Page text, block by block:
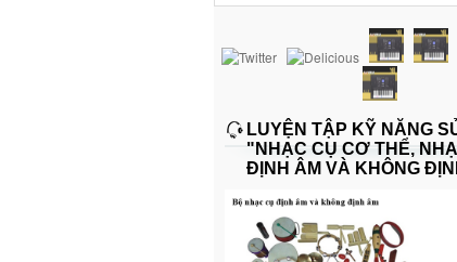
LUYỆN TẬP KỸ NĂNG
"NHẠC CỤ CƠ THỂ,
ĐỊNH ÂM VÀ KHÔNG